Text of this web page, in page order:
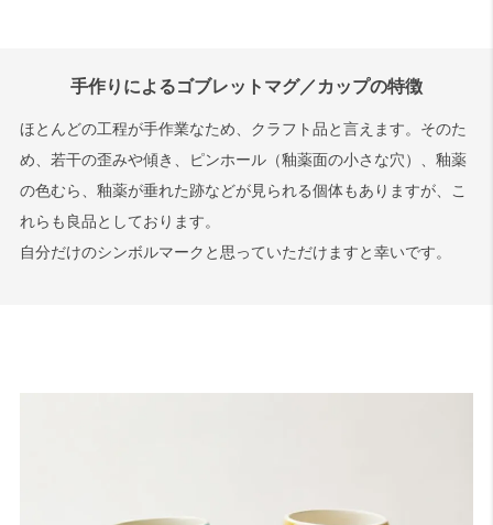
手作りによるゴブレットマグ／カップの特徴
ほとんどの工程が手作業なため、クラフト品と言えます。そのた
め、若干の歪みや傾き、ピンホール（釉薬面の小さな穴）、釉薬
の色むら、釉薬が垂れた跡などが見られる個体もありますが、こ
れらも良品としております。
自分だけのシンボルマークと思っていただけますと幸いです。